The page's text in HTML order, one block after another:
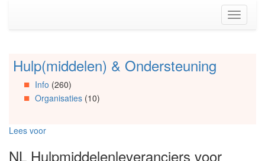
(Accesskey
Toggle
Spring
Artikels
Spring
Spring
Organisaties
Hulp(middelen) & Ondersteuning
Info (260)
Organisaties(10)
Lees voor
NL Hulpmiddelenleveranciers voor